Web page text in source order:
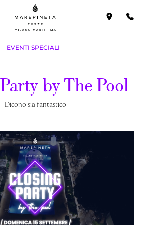
EVENTI SPECIALI
PartybyThePool
Dicono sia fantastico